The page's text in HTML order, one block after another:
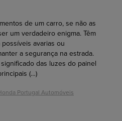
de um carro, se não as
um verdadeiro enigma. Têm
avarias ou
a segurança na estrada.
das luzes do painel
(…)
Portugal Automóveis